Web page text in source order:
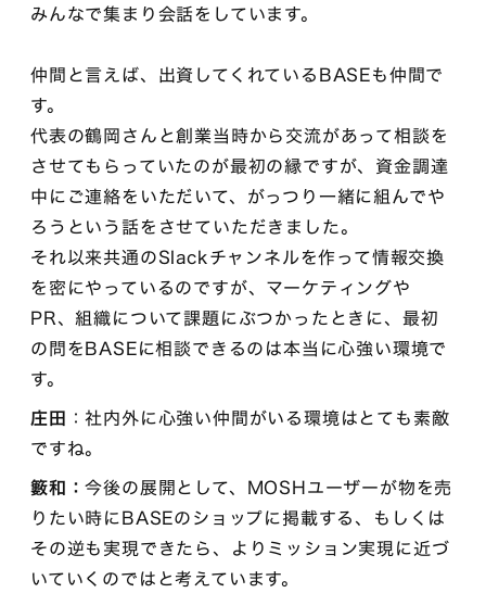
みんなで集まり会話をしています。
仲間と言えば、出資してくれているBASEも仲間で
す。
代表の鶴岡さんと創業当時から交流があって相談を
させてもらっていたのが最初の縁ですが、資金調達
中にご連絡をいただいて、がっつり一緒に組んでや
ろうという話をさせていただきました。
それ以来共通のSlackチャンネルを作って情報交換
を密にやっているのですが、マーケティングや
PR、組織について課題にぶつかったときに、最初
の問をBASEに相談できるのは本当に心強い環境で
す。
庄田 ：社内外に心強い仲間がいる環境はとても素敵
ですね。
籔和：今後の展開として、MOSHユーザーが物を売
りたい時にBASEのショップに掲載する、もしくは
その逆も実現できたら、よりミッション実現に近づ
いていくのではと考えています。